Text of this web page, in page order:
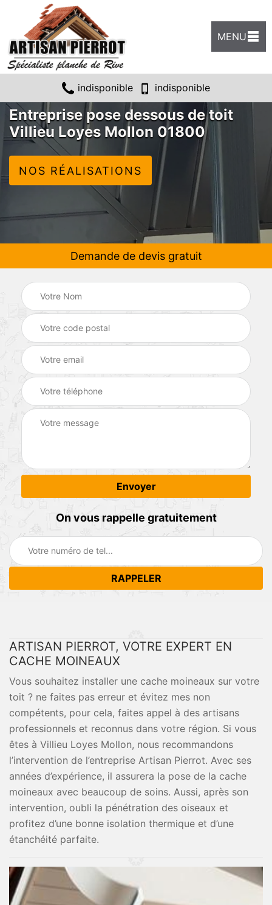
MENU
indisponible indisponible
Entreprise pose dessous de toit
Villieu Loyes Mollon 01800
NOS RÉALISATIONS
Demande de devis gratuit
On vous rappelle gratuitement
ARTISAN PIERROT, VOTRE EXPERT EN
CACHE MOINEAUX
Vous souhaitez installer une cache moineaux sur votre
toit ? ne faites pas erreur et évitez mes non
compétents, pour cela, faites appel à des artisans
professionnels et reconnus dans votre région. Si vous
êtes à Villieu Loyes Mollon, nous recommandons
l’intervention de l’entreprise Artisan Pierrot. Avec ses
années d’expérience, il assurera la pose de la cache
moineaux avec beaucoup de soins. Aussi, après son
intervention, oubli la pénétration des oiseaux et
profitez d’une bonne isolation thermique et d’une
étanchéité parfaite.